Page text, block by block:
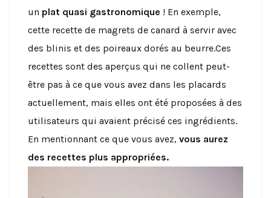
un plat quasi gastronomique ! En exemple,
cette recette de magrets de canard à servir avec
des blinis et des poireaux dorés au beurre.Ces
recettes sont des aperçus qui ne collent peut-
être pas à ce que vous avez dans les placards
actuellement, mais elles ont été proposées à des
utilisateurs qui avaient précisé ces ingrédients.
En mentionnant ce que vous avez, vous aurez
des recettes plus appropriées.